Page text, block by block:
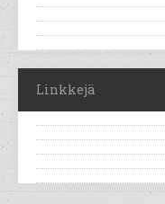
Linkkejä